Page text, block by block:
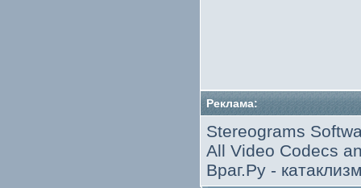
Реклама:
Stereograms
All Video Codecs
Враг.Ру -